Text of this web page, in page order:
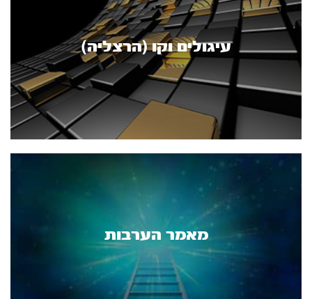
עיגולים וקו (הרצליה)
מאמר הערבות